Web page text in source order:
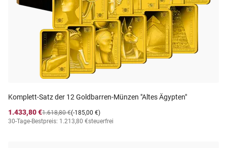
Komplett-Satz der 12 Goldbarren-Münzen "Altes Ägypten"
1.433,80 €
(-185,00 €)
1.618,80 €
30-Tage-Bestpreis: 1.213,80 €steuerfrei